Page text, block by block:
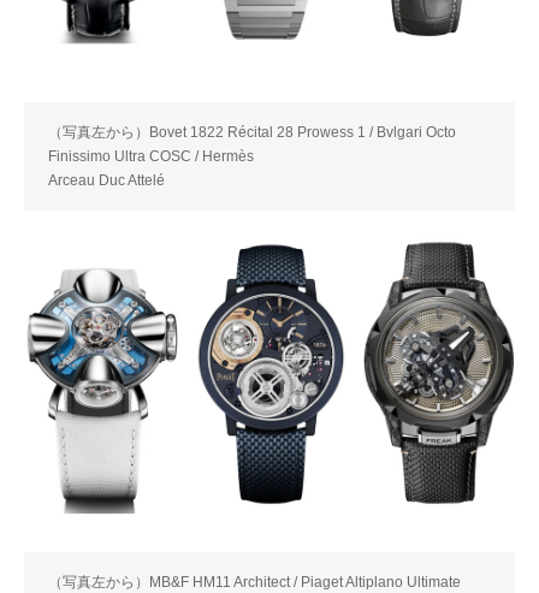
（写真左から）Bovet 1822 Récital 28 Prowess 1 / Bvlgari Octo
Finissimo Ultra COSC / Hermès
Arceau Duc Attelé
（写真左から）MB&F HM11 Architect / Piaget Altiplano Ultimate